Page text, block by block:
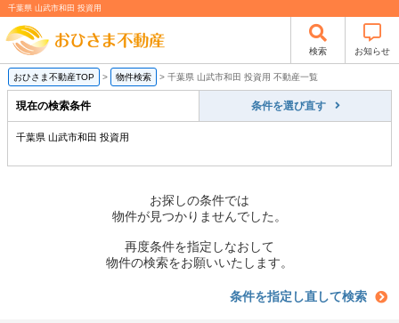
千葉県 山武市和田 投資用
検索 お知らせ
おひさま不動産TOP > 物件検索 > 千葉県 山武市和田 投資用 不動産一覧
現在の検索条件 条件を選び直す
千葉県 山武市和田 投資用
お探しの条件では
物件が見つかりませんでした。
再度条件を指定しなおして
物件の検索をお願いいたします。
条件を指定し直して検索